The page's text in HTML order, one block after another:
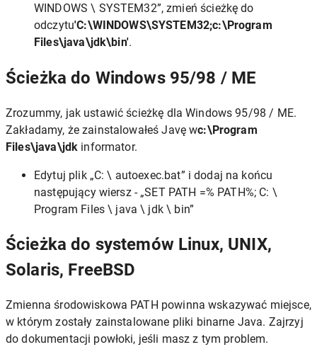
WINDOWS \ SYSTEM32”, ​​zmień ścieżkę do
odczytu'C:\WINDOWS\SYSTEM32;c:\Program
Files\java\jdk\bin'.
Ścieżka do Windows 95/98 / ME
Zrozummy, jak ustawić ścieżkę dla Windows 95/98 / ME.
Zakładamy, że zainstalowałeś Javę wc:\Program
Files\java\jdk informator.
Edytuj plik „C: \ autoexec.bat” i dodaj na końcu
następujący wiersz - „SET PATH =% PATH%; C: \
Program Files \ java \ jdk \ bin”
Ścieżka do systemów Linux, UNIX,
Solaris, FreeBSD
Zmienna środowiskowa PATH powinna wskazywać miejsce,
w którym zostały zainstalowane pliki binarne Java. Zajrzyj
do dokumentacji powłoki, jeśli masz z tym problem.